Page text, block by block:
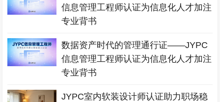
信息管理工程师认证为信息化人才加注
专业背书
数据资产时代的管理通行证——JYPC
信息管理工程师认证为信息化人才加注
专业背书
JYPC室内软装设计师认证助力职场稳